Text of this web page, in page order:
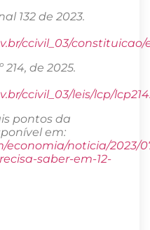
132 de 2023.
ccivil_03/
de 2025.
ccivil_03/leis/lcp/
pontos da
em:
economia/noticia/2023/
saber-em-12-